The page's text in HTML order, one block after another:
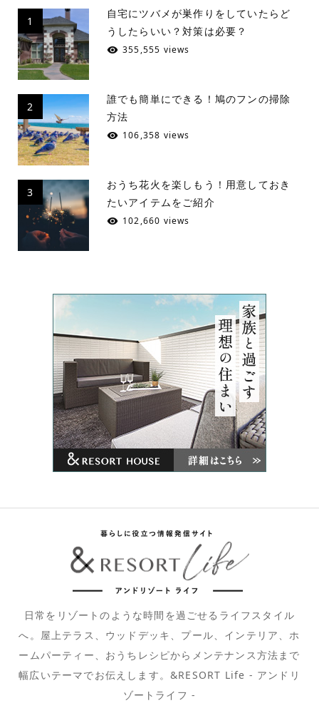
1
自宅にツバメが巣作りをしていたらど
うしたらいい？対策は必要？
355,555 views
2
誰でも簡単にできる！鳩のフンの掃除
方法
106,358 views
3
おうち花火を楽しもう！用意しておき
たいアイテムをご紹介
102,660 views
日常をリゾートのような時間を過ごせるライフスタイル
へ。屋上テラス、ウッドデッキ、プール、インテリア、ホ
ームパーティー、おうちレシピからメンテナンス方法まで
幅広いテーマでお伝えします。&RESORT Life - アンドリ
ゾートライフ -